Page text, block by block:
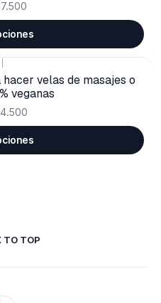
hacer velas de masajes o
veganas
TO TOP